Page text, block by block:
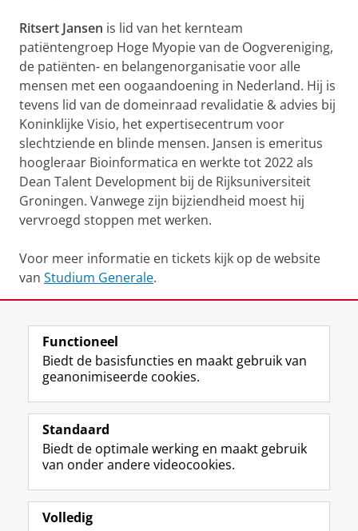
Ritsert Jansen is lid van het kernteam
patiëntengroep Hoge Myopie van de Oogvereniging,
de patiënten- en belangenorganisatie voor alle
mensen met een oogaandoening in Nederland. Hij is
tevens lid van de domeinraad revalidatie & advies bij
Koninklijke Visio, het expertisecentrum voor
slechtziende en blinde mensen. Jansen is emeritus
hoogleraar Bioinformatica en werkte tot 2022 als
Dean Talent Development bij de Rijksuniversiteit
Groningen. Vanwege zijn bijziendheid moest hij
vervroegd stoppen met werken.
Voor meer informatie en tickets kijk op de website
van Studium Generale.
Volg ons op
T
w
t
t
r
L
i
k
e
I
Y
o
T
e
Studiekiezers
Alumni
Functioneel
Biedt de basisfuncties en maakt gebruik van
geanonimiseerde cookies.
Standaard
Biedt de optimale werking en maakt gebruik
van onder andere videocookies.
Volledig